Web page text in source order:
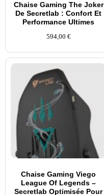
Chaise Gaming The Joker
De Secretlab : Confort Et
Performance Ultimes
594,00 €
Chaise Gaming Viego
League Of Legends –
Secretlab Optimisée Pour